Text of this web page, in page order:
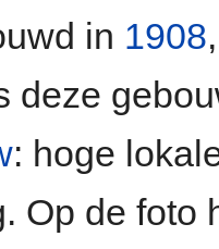
in 1908
deze
: hoge
Op de foto